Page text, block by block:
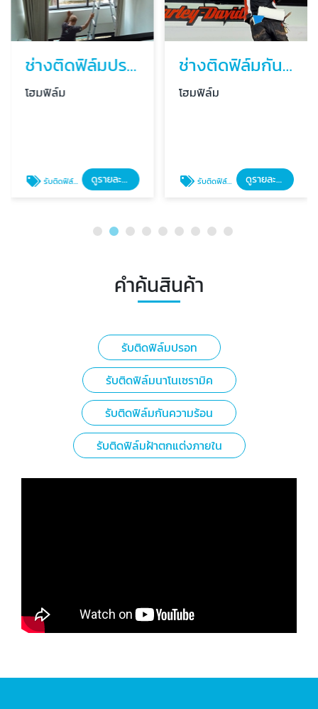
ช่างติดฟิล์มปรอทกันความร้อนในบ้าน
โฮมฟิล์ม
รับติดฟิล์มปรอท ดูรายละเอียด
ช่างติดฟิล์มกันความร้อนร้านค้า
โฮมฟิล์ม
รับติดฟิล์มปรอท ดูรายละเอียด
คำค้นสินค้า
รับติดฟิล์มปรอท
รับติดฟิล์มนาโนเซรามิค
รับติดฟิล์มกันความร้อน
รับติดฟิล์มฝ้าตกแต่งภายใน